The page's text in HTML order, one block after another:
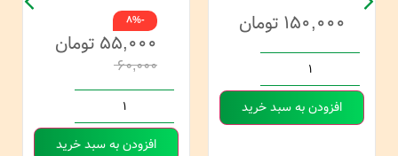
۱۵۰,۰۰۰ تومان
افزودن به سبد خرید
۶۰,۰۰۰
۵۵,۰۰۰ تومان
-8%
افزودن به سبد خرید